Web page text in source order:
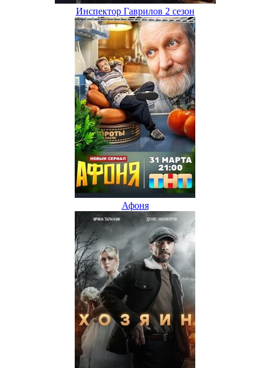
Инспектор Гаврилов 2 сезон
Афоня